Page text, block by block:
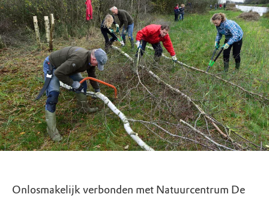
Onlosmakelijk verbonden met Natuurcentrum De